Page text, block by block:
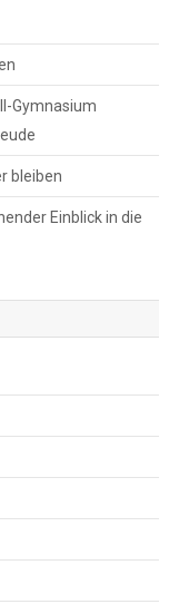
Gymnasium
bleiben
Einblick in die